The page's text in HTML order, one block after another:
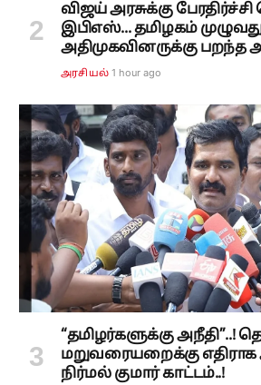
விஜய் அரசுக்கு
இபிஎஸ்... தமிழகம்
அதிமுகவினருக்கு பறந்த
அரசியல் 1 hour ago
“தமிழர்களுக்கு அநீதி”..!
மறுவரையறைக்கு
நிர்மல் குமார் காட்டம்..!